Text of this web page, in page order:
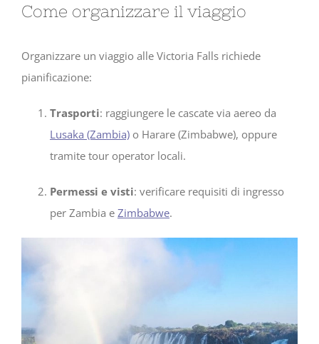
Come organizzare il viaggio
Organizzare un viaggio alle Victoria Falls richiede
pianificazione:
Trasporti: raggiungere le cascate via aereo da
Lusaka (Zambia) o Harare (Zimbabwe), oppure
tramite tour operator locali.
Permessi e visti: verificare requisiti di ingresso
per Zambia e Zimbabwe.